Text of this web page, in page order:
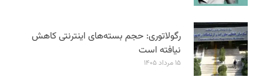
رگولاتوری: حجم بسته‌های اینترنتی کاهش
نیافته است
۱۵ مرداد ۱۴۰۵